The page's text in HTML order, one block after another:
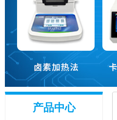
产品中心